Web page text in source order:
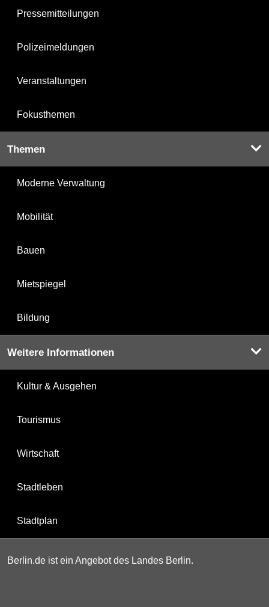
Pressemitteilungen
Polizeimeldungen
Veranstaltungen
Fokusthemen
Themen
Moderne Verwaltung
Mobilität
Bauen
Mietspiegel
Bildung
Weitere Informationen
Kultur & Ausgehen
Tourismus
Wirtschaft
Stadtleben
Stadtplan
Berlin.de ist ein Angebot des Landes Berlin.